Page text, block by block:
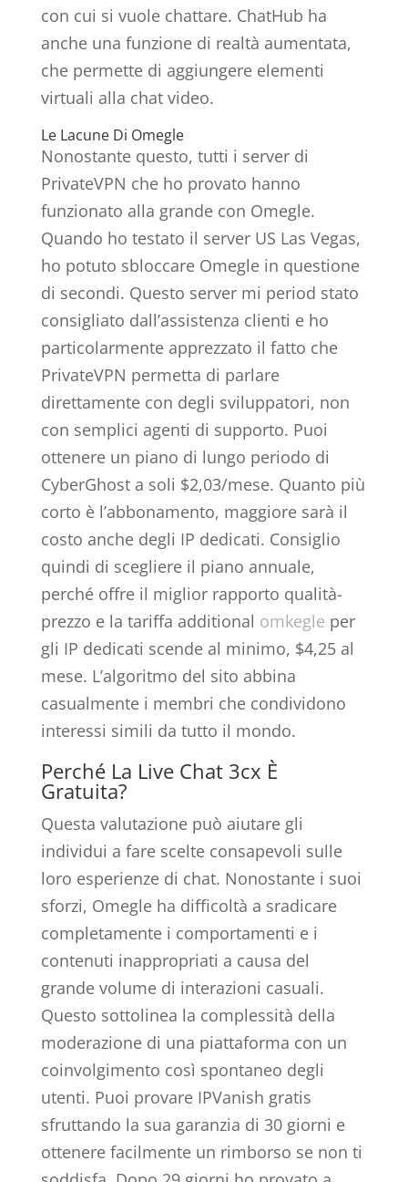
con cui si vuole chattare. ChatHub ha
anche una funzione di realtà aumentata,
che permette di aggiungere elementi
virtuali alla chat video.
Le Lacune Di Omegle
Nonostante questo, tutti i server di
PrivateVPN che ho provato hanno
funzionato alla grande con Omegle.
Quando ho testato il server US Las Vegas,
ho potuto sbloccare Omegle in questione
di secondi. Questo server mi period stato
consigliato dall’assistenza clienti e ho
particolarmente apprezzato il fatto che
PrivateVPN permetta di parlare
direttamente con degli sviluppatori, non
con semplici agenti di supporto. Puoi
ottenere un piano di lungo periodo di
CyberGhost a soli $2,03/mese. Quanto più
corto è l’abbonamento, maggiore sarà il
costo anche degli IP dedicati. Consiglio
quindi di scegliere il piano annuale,
perché offre il miglior rapporto qualità-
prezzo e la tariffa additional omkegle per
gli IP dedicati scende al minimo, $4,25 al
mese. L’algoritmo del sito abbina
casualmente i membri che condividono
interessi simili da tutto il mondo.
Perché La Live Chat 3cx È
Gratuita?
Questa valutazione può aiutare gli
individui a fare scelte consapevoli sulle
loro esperienze di chat. Nonostante i suoi
sforzi, Omegle ha difficoltà a sradicare
completamente i comportamenti e i
contenuti inappropriati a causa del
grande volume di interazioni casuali.
Questo sottolinea la complessità della
moderazione di una piattaforma con un
coinvolgimento così spontaneo degli
utenti. Puoi provare IPVanish gratis
sfruttando la sua garanzia di 30 giorni e
ottenere facilmente un rimborso se non ti